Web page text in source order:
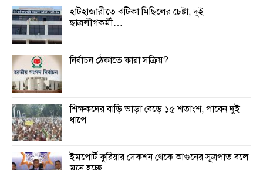
হাটহাজারীতে ঝটিকা মিছিলের চেষ্টা, দুই
ছাত্রলীগকর্মী…
নির্বাচন ঠেকাতে কারা সক্রিয়?
শিক্ষকদের বাড়ি ভাড়া বেড়ে ১৫ শতাংশ, পাবেন দুই
ধাপে
ইমপোর্ট কুরিয়ার সেকশন থেকে আগুনের সূত্রপাত বলে